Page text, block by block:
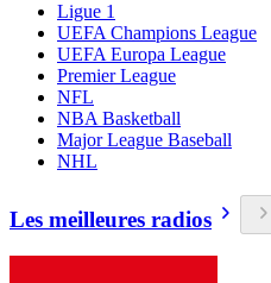
Ligue 1
UEFA Champions League
UEFA Europa League
Premier League
NFL
NBA Basketball
Major League Baseball
NHL
Les meilleures radios